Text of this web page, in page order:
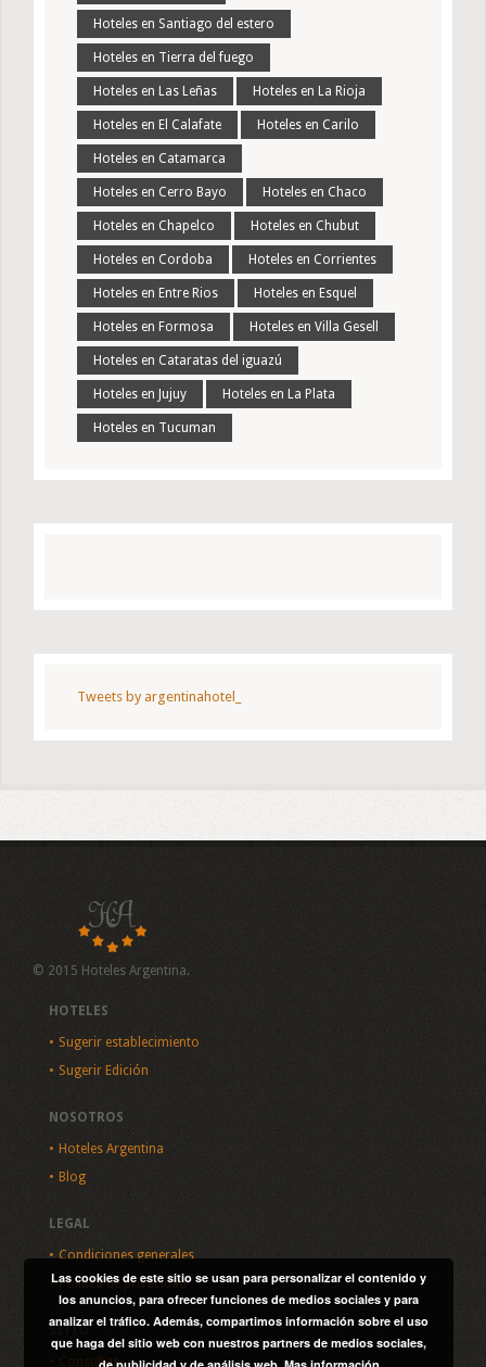
Hoteles en Santiago del estero
Hoteles en Tierra del fuego
Hoteles en Las Leñas Hoteles en La Rioja
Hoteles en El Calafate Hoteles en Carilo
Hoteles en Catamarca
Hoteles en Cerro Bayo Hoteles en Chaco
Hoteles en Chapelco Hoteles en Chubut
Hoteles en Cordoba Hoteles en Corrientes
Hoteles en Entre Rios Hoteles en Esquel
Hoteles en Formosa Hoteles en Villa Gesell
Hoteles en Cataratas del iguazú
Hoteles en Jujuy Hoteles en La Plata
Hoteles en Tucuman
Tweets by argentinahotel_
© 2015 Hoteles Argentina.
HOTELES
Sugerir establecimiento
Sugerir Edición
NOSOTROS
Hoteles Argentina
Blog
LEGAL
Condiciones generales
Política de privacidad
SITIO
Consultas
Las cookies de este sitio se usan para personalizar el contenido y
los anuncios, para ofrecer funciones de medios sociales y para
analizar el tráfico. Además, compartimos información sobre el uso
que haga del sitio web con nuestros partners de medios sociales,